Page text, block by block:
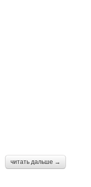
читать дальше →